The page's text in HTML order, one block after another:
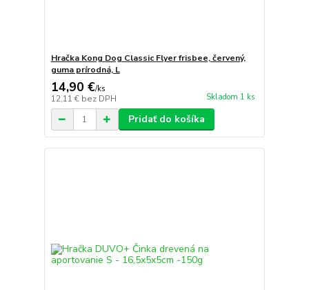
Hračka Kong Dog Classic Flyer frisbee, červený,
guma prírodná, L
14,90 €/ks
12,11 € bez DPH Skladom 1 ks
Pridať do košíka